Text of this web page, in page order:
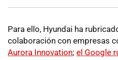
Para ello, Hyundai ha
colaboración con empresas
Aurora Innovation; el Google